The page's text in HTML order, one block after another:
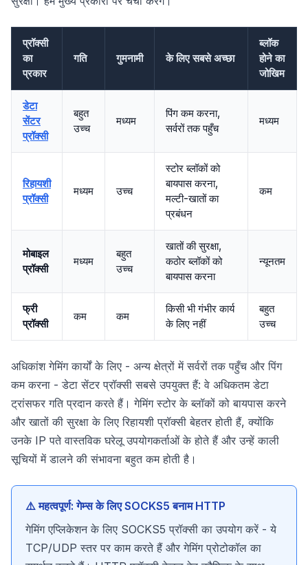
प्रॉक्सी
का
प्रकार
गति गुमनामी के लिए सबसे अच्छा
ब्लॉक
होने का
जोखिम
डेटा
सेंटर
प्रॉक्सी
बहुत
उच्च
मध्यम
पिंग कम करना,
सर्वरों तक पहुँच
मध्यम
रिहायशी
प्रॉक्सी
मध्यम उच्च
स्टोर ब्लॉकों को
बायपास करना,
मल्टी-खातों का
प्रबंधन
कम
मोबाइल
प्रॉक्सी
मध्यम
बहुत
उच्च
खातों की सुरक्षा,
कठोर ब्लॉकों को
बायपास करना
न्यूनतम
फ्री
प्रॉक्सी
कम कम
किसी भी गंभीर कार्य
के लिए नहीं
बहुत
उच्च
अधिकांश गेमिंग कार्यों के लिए - अन्य क्षेत्रों में सर्वरों तक पहुँच और पिंग
कम करना - डेटा सेंटर प्रॉक्सी सबसे उपयुक्त हैं: वे अधिकतम डेटा
ट्रांसफर गति प्रदान करते हैं। गेमिंग स्टोर के ब्लॉकों को बायपास करने
और खातों की सुरक्षा के लिए रिहायशी प्रॉक्सी बेहतर होती हैं, क्योंकि
उनके IP पते वास्तविक घरेलू उपयोगकर्ताओं के होते हैं और उन्हें काली
सूचियों में डालने की संभावना बहुत कम होती है।
⚠️ महत्वपूर्ण: गेम्स के लिए SOCKS5 बनाम HTTP
गेमिंग एप्लिकेशन के लिए SOCKS5 प्रॉक्सी का उपयोग करें - ये
TCP/UDP स्तर पर काम करते हैं और गेमिंग प्रोटोकॉल का